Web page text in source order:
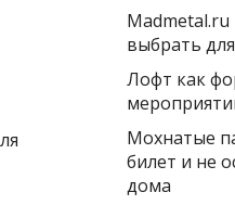
выбрать
Лофт как
Мохнатые
билет и не
дома